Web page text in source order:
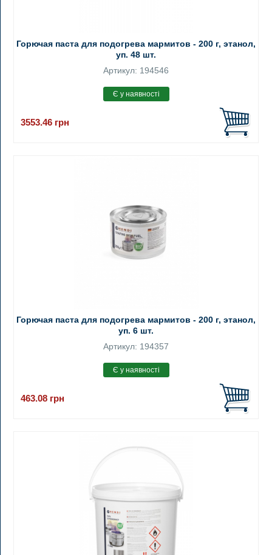
Горючая паста для подогрева мармитов - 200 г, этанол,
уп. 48 шт.
Артикул: 194546
3553.46 грн
Горючая паста для подогрева мармитов - 200 г, этанол,
уп. 6 шт.
Артикул: 194357
463.08 грн